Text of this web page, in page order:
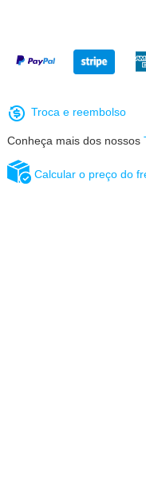
Calcular o preço do
Troca e reembolso
Conheça mais dos nossos